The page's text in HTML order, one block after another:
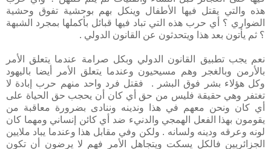
هذه والتي يقتل فيها الأطفال وينكل بهم بوحشية تفوق وحشية
الضواري ؟ أي حرب هذه التي تباد فيها قبائل بأكملها بمجرد الشبهة
؟ ثم يأتون بعد هذا ويتحدثون عن القانون الدولي .
نعم يجب تطبيق القانون الدولي وبكل صرامة عندما يتعلق الأمر
بالأرمن وبالغجر وهم مسيحيون وعندما يتعلق الأمر أيضا باليهود
وكل هؤلاء بشر فوق البشر . فقتل فرد واحد منهم حرب إبادة لا
تغتفر وهي حقيقة فليس من حق أي كان أن يحجب حق الحياة على
أي كان ونحن معهم في هذا وندينه وننادى بضرورة معاقبة من
يقومون بهذا الفعل الهمجي والدنيء ضد أي كائن إنساني ومهما كان
لونه وعرقه ودينه ولسانه . ولكن وفي مقابل هذا وعندما يباد ملايين
الجزائريين فالكل يسكت ويتجاهل الأمر فهم لا يرضون أن تكون